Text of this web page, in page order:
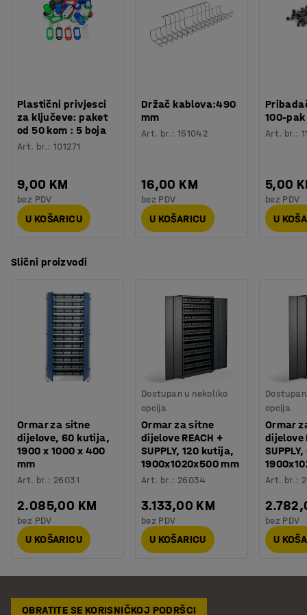
pruža čvrstu i izdržljivu završnu obradu. Pomične police
možete postaviti na bilo koju visinu unutar ormara.
Ormar ima bravu s ključem kako bi se spriječio
Materijal ormar:
Boja koševi: Siva
Materijal koševi
Polipropilen
Plastični privjesci
za ključeve: paket
od 50 kom : 5 boja
Art. br.:101271
9,00 KM
bez PDV
U KOŠARICU
Držač kablova:490
mm
Art. br.: 151042
16,00 KM
bez PDV
U KOŠARICU
100-pak
Art. br.:
5,00
bez PDV
U
Slični proizvodi
Ormar za sitne
dijelove, 60 kutija,
1900 x 1000 x 400
mm
Art. br.: 26031
2.085,00 KM
bez PDV
U KOŠARICU
Dostupan u nekoliko
opcija
Ormar za sitne
dijelove REACH +
SUPPLY, 120 kutija,
1900x1020x500 mm
Art. br.: 26034
3.133,00 KM
bez PDV
U KOŠARICU
opcija
Ormar
dijelove
Art. br.:
bez PDV
U
OBRATITE SE KORISNIČKOJ PODRŠCI